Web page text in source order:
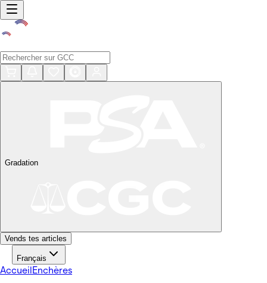
Gradation
Vends tes articles
Français
AccueilEnchères